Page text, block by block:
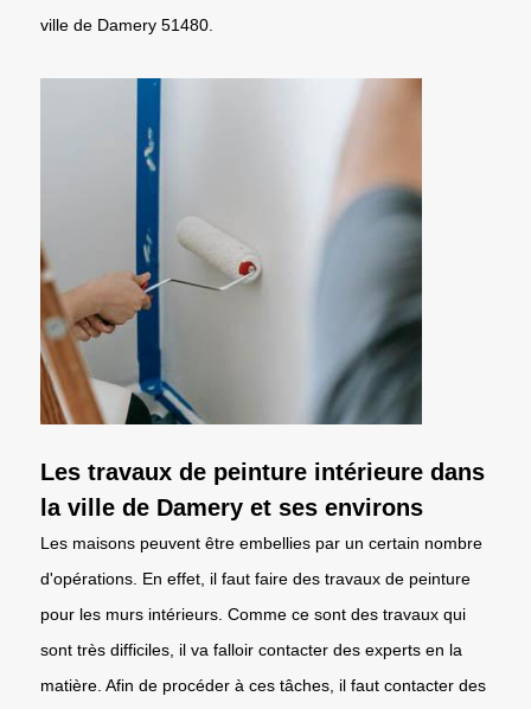
ville de Damery 51480.
Les travaux de peinture intérieure dans
la ville de Damery et ses environs
Les maisons peuvent être embellies par un certain nombre
d'opérations. En effet, il faut faire des travaux de peinture
pour les murs intérieurs. Comme ce sont des travaux qui
sont très difficiles, il va falloir contacter des experts en la
matière. Afin de procéder à ces tâches, il faut contacter des